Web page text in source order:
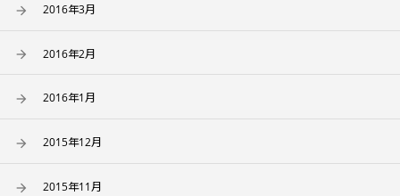
2016年3月
2016年2月
2016年1月
2015年12月
2015年11月